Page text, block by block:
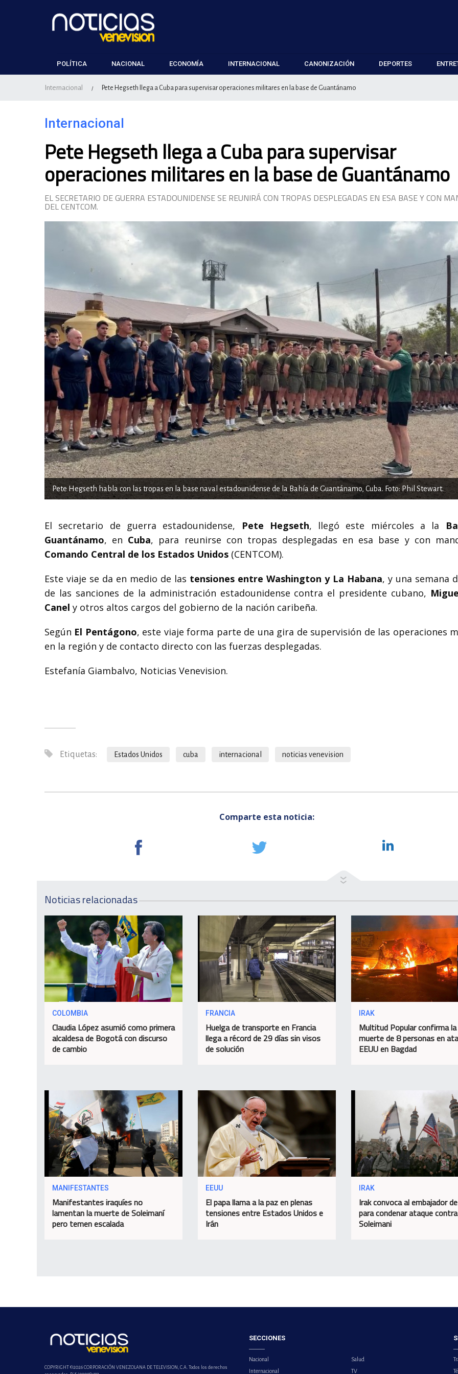
POLÍTICA NACIONAL ECONOMÍA INTERNACIONAL CANONIZACIÓN DEPORTES
Internacional / Pete Hegseth llega a Cuba para supervisar operaciones militares en la base de Guantánamo
Internacional
Pete Hegseth llega a Cuba para supervisar
operaciones militares en la base de Guantánamo
EL SECRETARIO DE GUERRA ESTADOUNIDENSE SE REUNIRÁ CON TROPAS DESPLEGADAS EN ESA BASE Y CON
DEL CENTCOM.
Pete Hegseth habla con las tropas en la base naval estadounidense de la Bahía de Guantánamo, Cuba. Foto: Phil Stewart.
El secretario de guerra estadounidense, Pete Hegseth, llegó este miércoles a la
Guantánamo, en Cuba, para reunirse con tropas desplegadas en esa base y con
Comando Central de los Estados Unidos (CENTCOM).
Este viaje se da en medio de las tensiones entre Washington y La Habana, y una semana
de las sanciones de la administración estadounidense contra el presidente cubano,
Canel y otros altos cargos del gobierno de la nación caribeña.
Según El Pentágono, este viaje forma parte de una gira de supervisión de las operaciones
en la región y de contacto directo con las fuerzas desplegadas.
Estefanía Giambalvo, Noticias Venevision.
Etiquetas: Estados Unidos cuba internacional noticias venevision
Comparte esta noticia:
Noticias relacionadas
COLOMBIA
Claudia López asumió como primera
alcaldesa de Bogotá con discurso
de cambio
FRANCIA
Huelga de transporte en Francia
llega a récord de 29 días sin visos
de solución
IRAK
Multitud Popular confirma la
muerte de 8 personas en
EEUU en Bagdad
MANIFESTANTES
Manifestantes iraquíes no
lamentan la muerte de Soleimaní
pero temen escalada
EEUU
El papa llama a la paz en plenas
tensiones entre Estados Unidos e
Irán
IRAK
Irak convoca al embajador
para condenar ataque contra
Soleimani
COPYRIGHT ©2026 CORPORACIÓN VENEZOLANA DE TELEVISION, C.A. Todos los derechos
SECCIONES
Nacional
Internacional
Salud
TV